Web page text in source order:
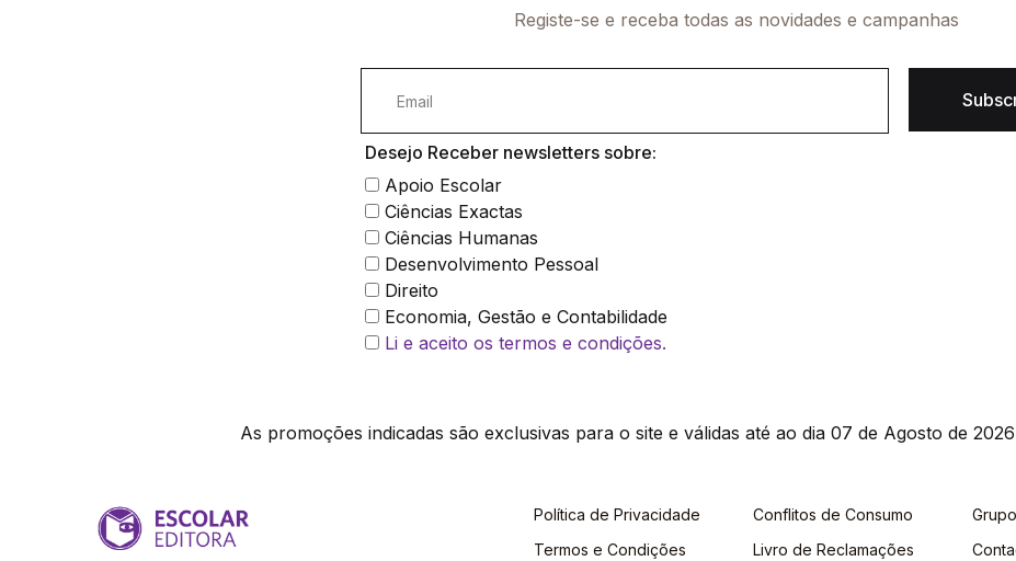
Registe-se e receba todas as novidades e campanhas
Desejo Receber newsletters sobre:
Apoio Escolar
Ciências Exactas
Ciências Humanas
Desenvolvimento Pessoal
Direito
Economia, Gestão e Contabilidade
Li e aceito os termos e condições.
As promoções indicadas são exclusivas para o site e válidas até ao dia 07 de Agosto de
Política de Privacidade
Termos e Condições
Conflitos de Consumo
Livro de Reclamações
Grupo